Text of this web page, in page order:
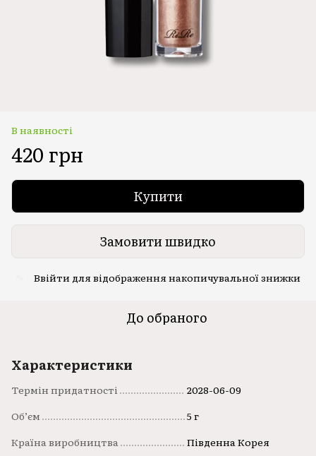
В наявності
420 грн
Купити
Замовити швидко
Ввійти для відображення накопичувальної знижки
До обраного
Характеристики
Термін придатності
2028-06-09
Об’єм
5 г
Країна виробництва
Південна Корея